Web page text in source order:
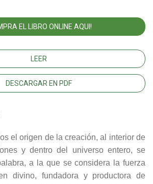
EL LIBRO ONLINE AQUI!
LEER
DESCARGAR EN PDF
el origen de la creación, al interior de
y dentro del universo entero, se
a la que se considera la fuerza
divino, fundadora y productora de